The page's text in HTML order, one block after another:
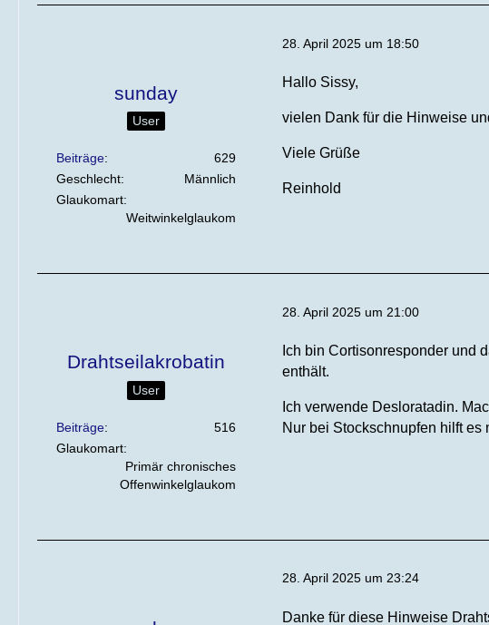
sunday
User
Beiträge
629
Geschlecht
Männlich
Glaukomart
Weitwinkelglaukom
28. April 2025 um 18:50
Hallo Sissy,
vielen Dank für die Hinweise
Viele Grüße
Reinhold
Drahtseilakrobatin
User
Beiträge
516
Glaukomart
Primär chronisches
Offenwinkelglaukom
28. April 2025 um 21:00
Ich bin Cortisonresponder und
enthält.
Ich verwende Desloratadin.
Nur bei Stockschnupfen hilft es
28. April 2025 um 23:24
Danke für diese Hinweise